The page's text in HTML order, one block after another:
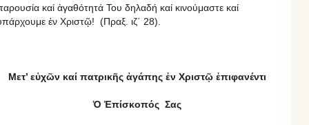
καί ἀγαθότητά Του δηλαδή καί κινούμαστε καί
ἐν Χριστῷ! (Πραξ. ιζ΄ 28).
Μετ’ εὐχῶν καί πατρικῆς ἀγάπης ἐν Χριστῷ ἐπιφανέντι
Ὁ Ἐπίσκοπός Σας